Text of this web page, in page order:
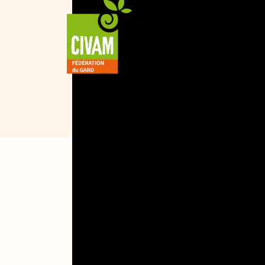
Fédération départementale
ZA de l'Arnède, Bât A1 - 30